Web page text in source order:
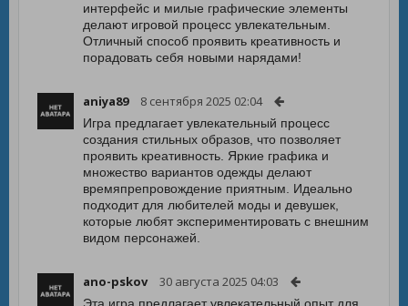
интерфейс и милые графические элементы
делают игровой процесс увлекательным.
Отличный способ проявить креативность и
порадовать себя новыми нарядами!
aniya89 8 сентября 2025 02:04
Игра предлагает увлекательный процесс
создания стильных образов, что позволяет
проявить креативность. Яркие графика и
множество вариантов одежды делают
времяпрепровождение приятным. Идеально
подходит для любителей моды и девушек,
которые любят экспериментировать с внешним
видом персонажей.
ano-pskov 30 августа 2025 04:03